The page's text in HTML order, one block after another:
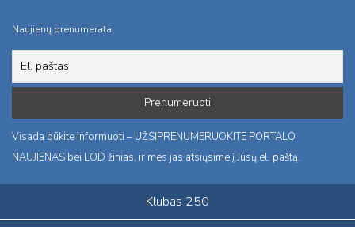
Naujienų prenumerata
Visada būkite informuoti – UŽSIPRENUMERUOKITE PORTALO
NAUJIENAS bei LOD žinias, ir mes jas atsiųsime į Jūsų el. paštą.
Klubas 250